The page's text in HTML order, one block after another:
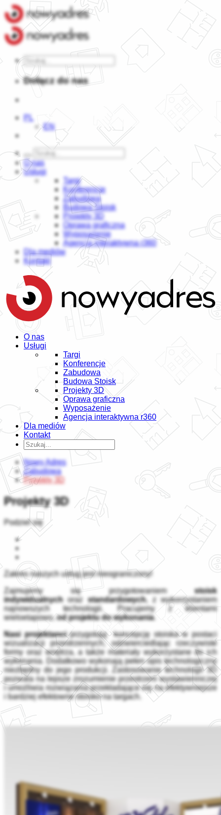
Dołącz do nas
PL
EN
O nas
Usługi
Targi
Konferencje
Zabudowa
Budowa Stoisk
Projekty 3D
Oprawa graficzna
Wyposażenie
Agencja interaktywna r360
Dla mediów
Kontakt
O nas
Usługi
Targi
Konferencje
Zabudowa
Budowa Stoisk
Projekty 3D
Oprawa graficzna
Wyposażenie
Agencja interaktywna r360
Dla mediów
Kontakt
Nowy Adres
Zabudowa
Projekty 3D
Projekty 3D
Podziel się
Zakres naszych usług jest nieograniczony!
Zajmujemy się przygotowaniem
stoisk
indywidualnychorazstandardowych, z wykorzystaniem
najnowszych technologii. Pracujemy z klientami
wieloetapowo,od projektu do wykonania.
Nasi projektanciprzygotują koncepcję stoiska w postaci
wizualizacji przestrzennych, odzwierciedlając rzeczywiste
formy oraz wnętrza, a także materiały wykorzystane do ich
wykonania. Dodatkowo wykonają pełen opis technologiczny
niezbędny do jego produkcji. Zastosowanie technologii 3D
pozwala na lepsze zrozumienie przestrzeni wystawienniczej
i umożliwia rozwiązania przekładające się na efektywniejsze
i bardziej efektowne stoisko na targach.